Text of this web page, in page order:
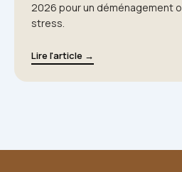
2026 pour un déménagement
stress.
Lire l'article →